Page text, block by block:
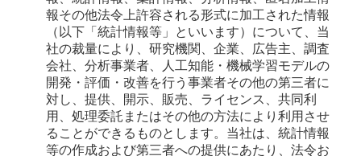
報その他法令上許容される形式に加工された情報
（以下「統計情報等」といいます）について、当
社の裁量により、研究機関、企業、広告主、調査
会社、分析事業者、人工知能・機械学習モデルの
開発・評価・改善を行う事業者その他の第三者に
対し、提供、開示、販売、ライセンス、共同利
用、処理委託またはその他の方法により利用させ
ることができるものとします。当社は、統計情報
等の作成および第三者への提供にあたり、法令お